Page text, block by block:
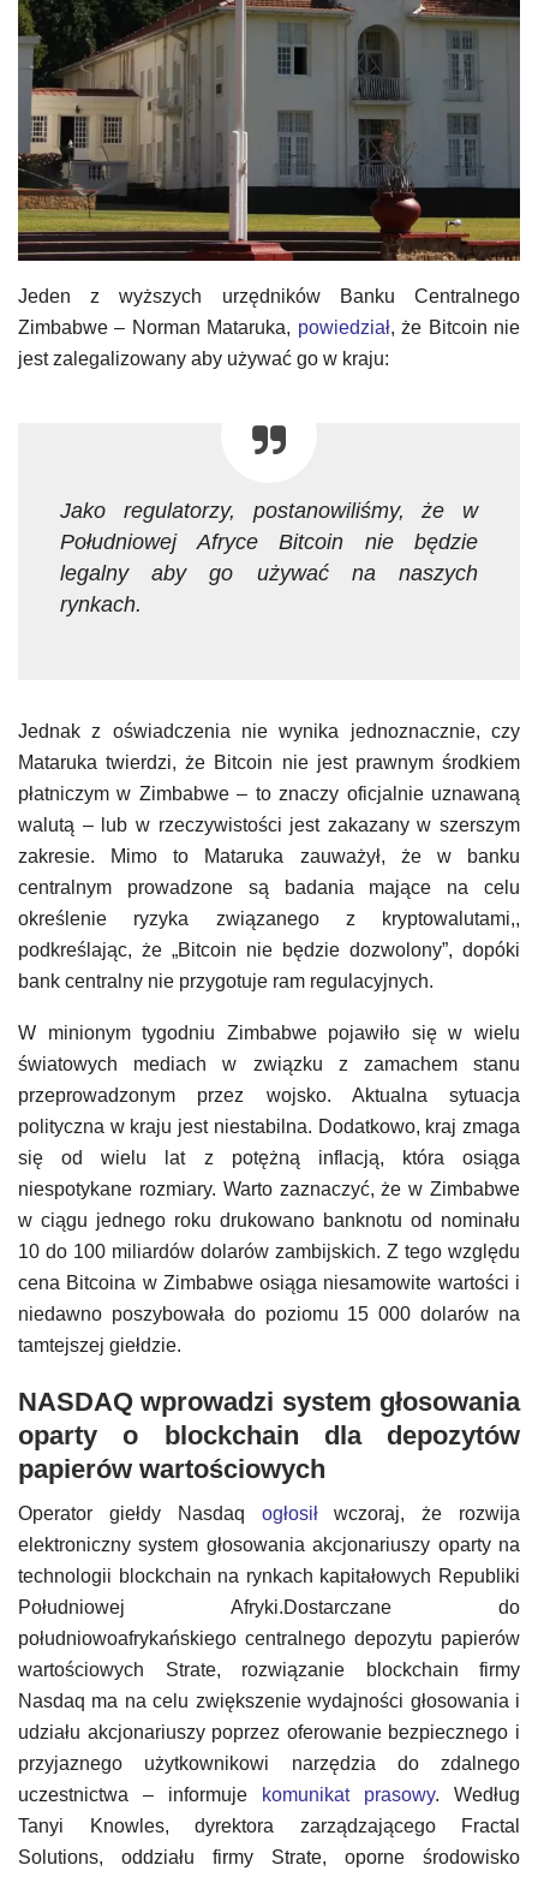
Jeden z wyższych urzędników Banku Centralnego
Zimbabwe – Norman Mataruka, powiedział, że Bitcoin nie
jest zalegalizowany aby używać go w kraju:
Jako regulatorzy, postanowiliśmy, że w
Południowej Afryce Bitcoin nie będzie
legalny aby go używać na naszych
rynkach.
Jednak z oświadczenia nie wynika jednoznacznie, czy
Mataruka twierdzi, że Bitcoin nie jest prawnym środkiem
płatniczym w Zimbabwe – to znaczy oficjalnie uznawaną
walutą – lub w rzeczywistości jest zakazany w szerszym
zakresie. Mimo to Mataruka zauważył, że w banku
centralnym prowadzone są badania mające na celu
określenie ryzyka związanego z kryptowalutami,,
podkreślając, że „Bitcoin nie będzie dozwolony”, dopóki
bank centralny nie przygotuje ram regulacyjnych.
W minionym tygodniu Zimbabwe pojawiło się w wielu
światowych mediach w związku z zamachem stanu
przeprowadzonym przez wojsko. Aktualna sytuacja
polityczna w kraju jest niestabilna. Dodatkowo, kraj zmaga
się od wielu lat z potężną inflacją, która osiąga
niespotykane rozmiary. Warto zaznaczyć, że w Zimbabwe
w ciągu jednego roku drukowano banknotu od nominału
10 do 100 miliardów dolarów zambijskich. Z tego względu
cena Bitcoina w Zimbabwe osiąga niesamowite wartości i
niedawno poszybowała do poziomu 15 000 dolarów na
tamtejszej giełdzie.
NASDAQ wprowadzi system głosowania
oparty o blockchain dla depozytów
papierów wartościowych
Operator giełdy Nasdaq ogłosiłwczoraj, że rozwija
elektroniczny system głosowania akcjonariuszy oparty na
technologii blockchain na rynkach kapitałowych Republiki
Południowej Afryki.Dostarczane do
południowoafrykańskiego centralnego depozytu papierów
wartościowych Strate, rozwiązanie blockchain firmy
Nasdaq ma na celu zwiększenie wydajności głosowania i
udziału akcjonariuszy poprzez oferowanie bezpiecznego i
przyjaznego użytkownikowi narzędzia do zdalnego
uczestnictwa – informuje
komunikat prasowy. Według
Tanyi Knowles, dyrektora zarządzającego Fractal
Solutions, oddziału firmy Strate, oporne środowisko